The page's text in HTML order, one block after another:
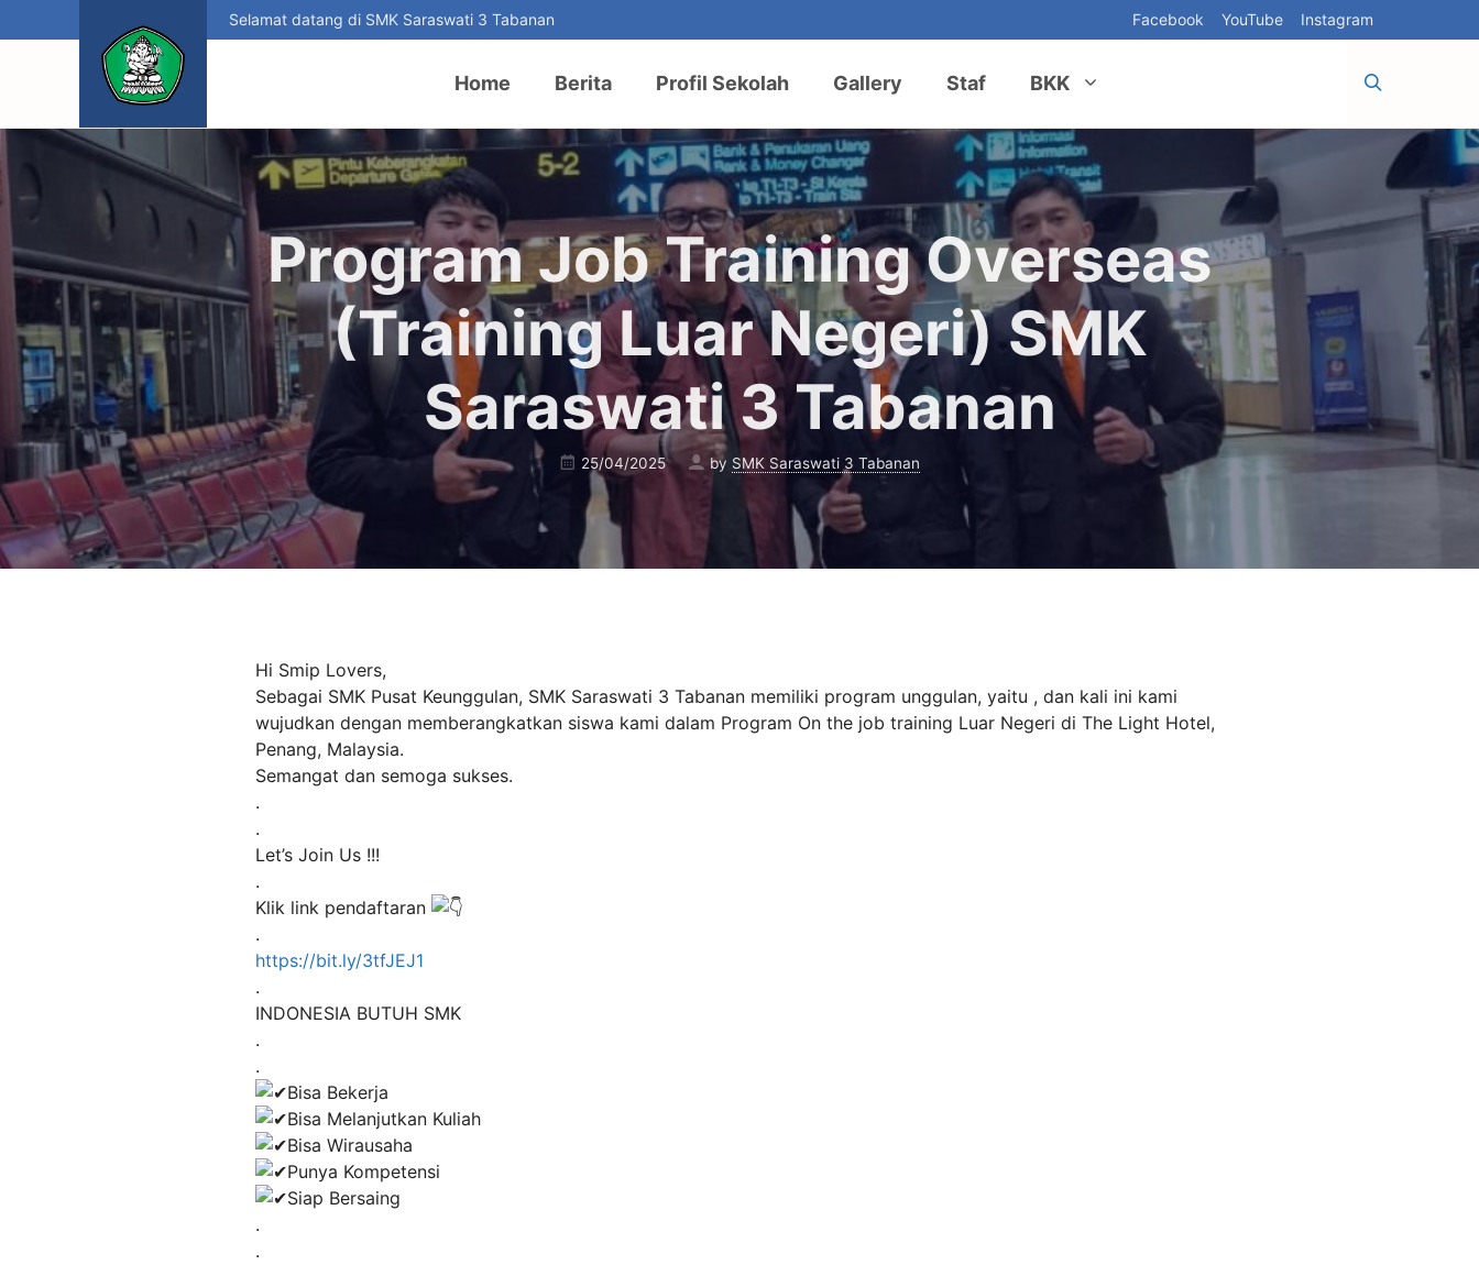
Selamat datang di SMK Saraswati 3 Tabanan Facebook YouTube Instagram
Home Berita Profil Sekolah Gallery Staf BKK
Program Job Training Overseas
(Training Luar Negeri) SMK
Saraswati 3 Tabanan
25/04/2025 by SMK Saraswati 3 Tabanan
Hi Smip Lovers,
Sebagai SMK Pusat Keunggulan, SMK Saraswati 3 Tabanan memiliki program unggulan, yaitu , dan kali ini kami
wujudkan dengan memberangkatkan siswa kami dalam Program On the job training Luar Negeri di The Light Hotel,
Penang, Malaysia.
Semangat dan semoga sukses.
.
.
Let’s Join Us !!!
.
Klik link pendaftaran
.
https://bit.ly/3tfJEJ1
.
INDONESIA BUTUH SMK
.
.
Bisa Bekerja
Bisa Melanjutkan Kuliah
Bisa Wirausaha
Punya Kompetensi
Siap Bersaing
.
.